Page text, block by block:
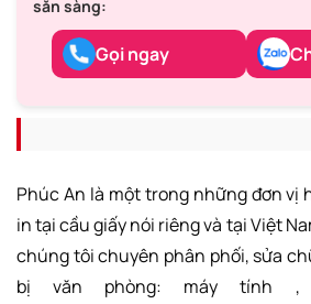
sẵn sàng:
Gọi ngay
Phúc An là một trong những đơn vị
in tại cầu giấy nói riêng và tại Việt
chúng tôi chuyên phân phối, sửa
bị văn phòng: máy tính